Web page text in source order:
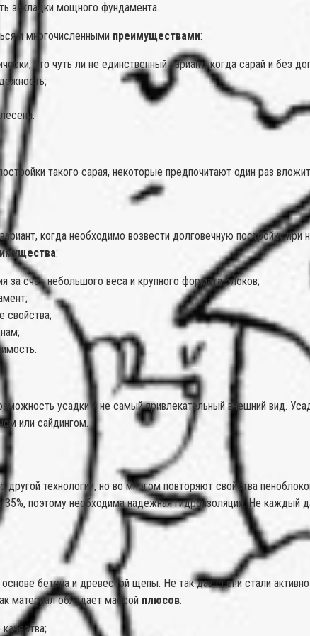
закладки мощного фундамента.
и многочисленными преимуществами:
это чуть ли не единственный вариант, когда сарай и без
такого сарая, некоторые предпочитают один раз
когда необходимо возвести долговечную постройку
:
за счет небольшого веса и крупного формата блоков;
свойства;
усадки и не самый привлекательный внешний вид.
или сайдингом.
другой технологии, но во многом повторяют свойства
поэтому необходима надежная гидроизоляция. Не каждый
бетона и древесной щепы. Не так давно они стали
материал обладает массой плюсов: